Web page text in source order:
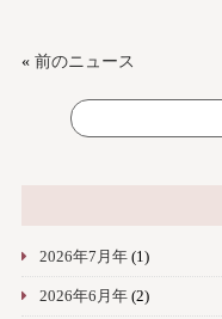
« 前のニュース
2026年7月年(1)
2026年6月年(2)